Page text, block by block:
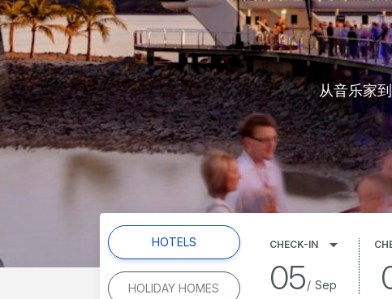
从音乐家
HOTELS
HOLIDAY HOMES
CHECK-IN
05/ Sep